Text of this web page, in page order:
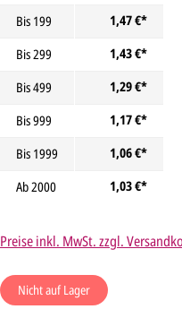
Bis 199
1,47 €*
Bis299
1,43 €*
Bis499
1,29 €*
Bis999
1,17 €*
Bis 1999
1,06 €*
Ab2000 1,03 €*
Preise inkl. MwSt. zzgl.
Nicht auf Lager